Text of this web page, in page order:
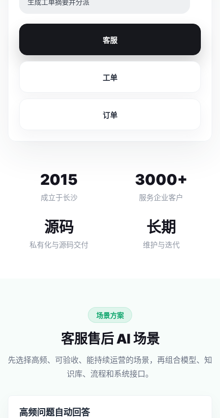
生成工单摘要并分派
客服
工单
订单
2015
成立于长沙
3000+
服务企业客户
源码
私有化与源码交付
长期
维护与迭代
场景方案
客服售后 AI 场景
先选择高频、可验收、能持续运营的场景，再组合模型、知
识库、流程和系统接口。
高频问题自动回答